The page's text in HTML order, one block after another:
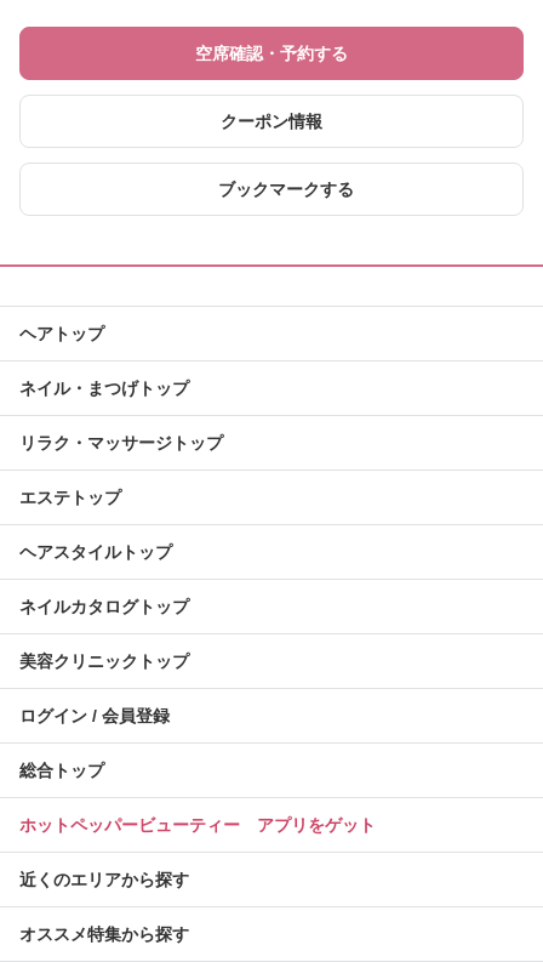
空席確認・予約する
クーポン情報
ブックマークする
ヘアトップ
ネイル・まつげトップ
リラク・マッサージトップ
エステトップ
ヘアスタイルトップ
ネイルカタログトップ
美容クリニックトップ
ログイン / 会員登録
総合トップ
ホットペッパービューティー アプリをゲット
近くのエリアから探す
オススメ特集から探す